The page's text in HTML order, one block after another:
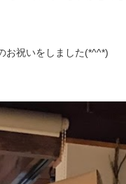
お祝いをしました(*^^*)